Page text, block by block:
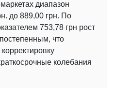
диапазон
до 889,00 грн. По
753,78 грн рост
что
колебания